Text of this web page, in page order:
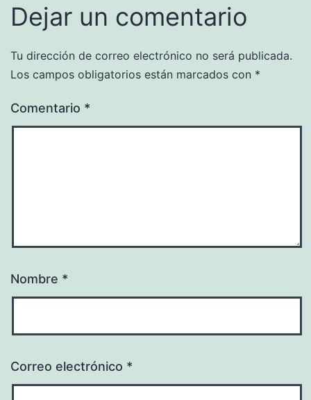
Dejar un comentario
Tu dirección de correo electrónico no será publicada.
Los campos obligatorios están marcados con *
Comentario *
Nombre *
Correo electrónico *